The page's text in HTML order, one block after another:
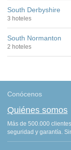
South Derbyshire
3 hoteles
South Normanton
2 hoteles
Conócenos
Quiénes somos
Más de 500.000
seguridad y garantía.